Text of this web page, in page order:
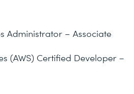
Administrator – Associate
(AWS) Certified Developer –